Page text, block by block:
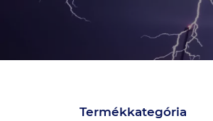
Termékkategória